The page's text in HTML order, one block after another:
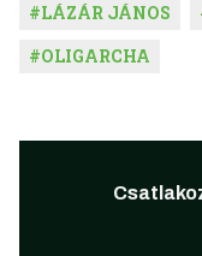
#LÁZÁR JÁNOS
#OLIGARCHA